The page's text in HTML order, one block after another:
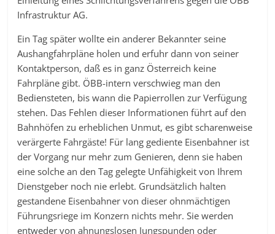
Infrastruktur AG.
Ein Tag später wollte ein anderer Bekannter seine
Aushangfahrpläne holen und erfuhr dann von seiner
Kontaktperson, daß es in ganz Österreich keine
Fahrpläne gibt. ÖBB-intern verschwieg man den
Bediensteten, bis wann die Papierrollen zur Verfügung
stehen. Das Fehlen dieser Informationen führt auf den
Bahnhöfen zu erheblichen Unmut, es gibt scharenweise
verärgerte Fahrgäste! Für lang gediente Eisenbahner ist
der Vorgang nur mehr zum Genieren, denn sie haben
eine solche an den Tag gelegte Unfähigkeit von Ihrem
Dienstgeber noch nie erlebt. Grundsätzlich halten
gestandene Eisenbahner von dieser ohnmächtigen
Führungsriege im Konzern nichts mehr. Sie werden
entweder von ahnungslosen Jungspunden oder